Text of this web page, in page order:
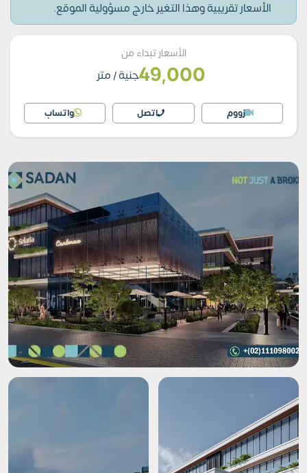
الأسعار تقريبية وهذا التغير خارج مسؤولية الموقع.
الأسعار تبداء من
49,000جنية/ متر
زووم اتصل واتساب